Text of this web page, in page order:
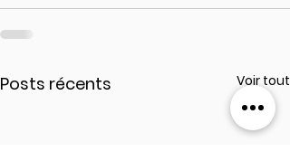
Posts récents Voir tout